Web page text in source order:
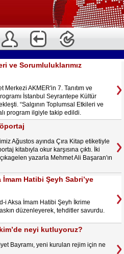
ve Sorumluluklarımız
Merkezi AKMER'in 7. Tanıtım ve
İstanbul Seyrantepe Kültür
“Salgının Toplumsal Etkileri ve
program ilgiyle takip edildi.
Ağustos ayında Çıra Kitap etiketiyle
kitabıyla okur karşısına çıktı. İki
yazarla Mehmet Ali Başaran'ın
Hatibi Şeyh Sabri’ye
i Aksa İmam Hatibi Şeyh İkrime
düzenleyerek, tehditler savurdu.
neyi kutluyoruz?
Bayramı, yeni kurulan rejim için ne